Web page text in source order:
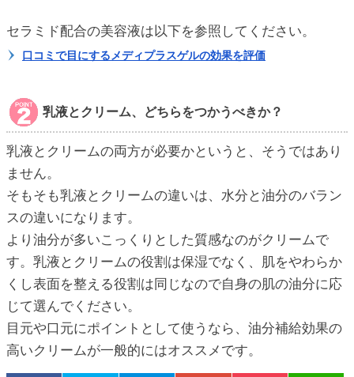
セラミド配合の美容液は以下を参照してください。
口コミで目にするメディプラスゲルの効果を評価
乳液とクリーム、どちらをつかうべきか？
乳液とクリームの両方が必要かというと、そうではあり
ません。
そもそも乳液とクリームの違いは、水分と油分のバラン
スの違いになります。
より油分が多いこっくりとした質感なのがクリームで
す。乳液とクリームの役割は保湿でなく、肌をやわらか
くし表面を整える役割は同じなので自身の肌の油分に応
じて選んでください。
目元や口元にポイントとして使うなら、油分補給効果の
高いクリームが一般的にはオススメです。